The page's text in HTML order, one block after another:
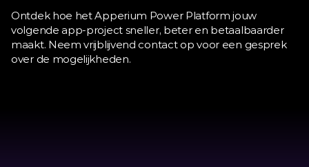
Ontdek hoe het Apperium Power Platform jouw
volgende app-project sneller, beter en betaalbaarder
maakt. Neem vrijblijvend contact op voor een gesprek
over de mogelijkheden.